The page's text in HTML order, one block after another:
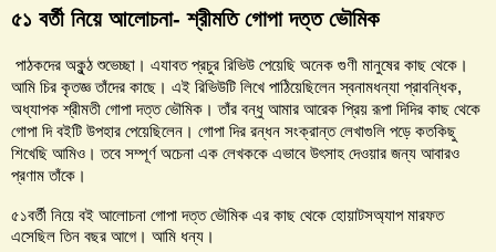
৫১ বর্তী নিয়ে আলোচনা- শ্রীমতি গোপা দত্ত ভৌমিক
পাঠকদের অকুন্ঠ শুভেচ্ছা। এযাবত প্রচুর রিভিউ পেয়েছি অনেক গুণী মানুষের কাছ থেকে।
আমি চির কৃতজ্ঞ তাঁদের কাছে। এই রিভিউটি লিখে পাঠিয়েছিলেন স্বনামধন্যা প্রাবন্ধিক,
অধ্যাপক শ্রীমতী গোপা দত্ত ভৌমিক। তাঁর বন্ধু আমার আরেক প্রিয় রূপা দিদির কাছ থেকে
গোপা দি বইটি উপহার পেয়েছিলেন। গোপা দির রন্ধন সংক্রান্ত লেখাগুলি পড়ে কতকিছু
শিখেছি আমিও। তবে সম্পূর্ণ অচেনা এক লেখককে এভাবে উৎসাহ দেওয়ার জন্য আবারও
প্রণাম তাঁকে।
৫১বর্তী নিয়ে বই আলোচনা গোপা দত্ত ভৌমিক এর কাছ থেকে হোয়াটসঅ্যাপ মারফত
এসেছিল তিন বছর আগে। আমি ধন্য।